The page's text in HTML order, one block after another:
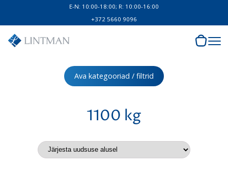
E-N: 10:00-18:00; R: 10:00-16:00
+372 5660 9096
Ava kategooriad / filtrid
1100 kg